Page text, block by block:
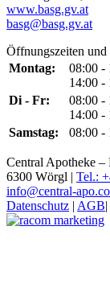
www.basg.gv.at
basg@basg.gv.at
Öffnungszeiten und
Montag:
08:00 -
14:00 -
Di - Fr:
08:00 -
14:00 -
Samstag:
08:00 -
Central Apotheke –
6300 Wörgl | Tel.:
info@central-
Datenschutz | AGB|